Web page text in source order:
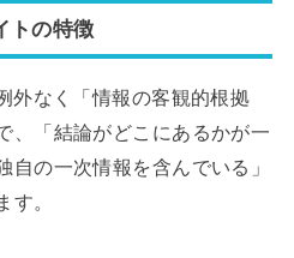
トの特徴
外なく「情報の客観的根拠
、「結論がどこにあるかが一
自の一次情報を含んでいる」
す。